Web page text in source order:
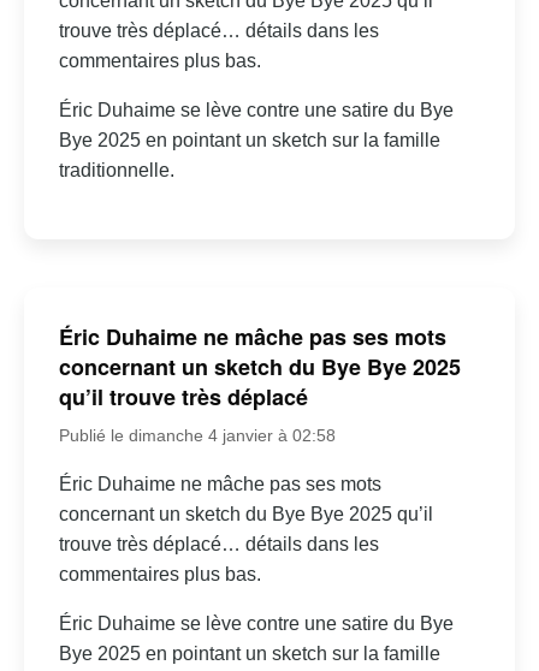
trouve très déplacé… détails dans les
commentaires plus bas.
Éric Duhaime se lève contre une satire du Bye
Bye 2025 en pointant un sketch sur la famille
traditionnelle.
Éric Duhaime ne mâche pas ses mots
concernant un sketch du Bye Bye 2025
qu’il trouve très déplacé
Publié le dimanche 4 janvier à 02:58
Éric Duhaime ne mâche pas ses mots
concernant un sketch du Bye Bye 2025 qu’il
trouve très déplacé… détails dans les
commentaires plus bas.
Éric Duhaime se lève contre une satire du Bye
Bye 2025 en pointant un sketch sur la famille